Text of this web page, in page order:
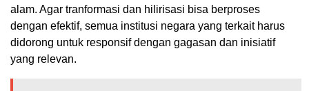
alam. Agar tranformasi dan hilirisasi bisa berproses
dengan efektif, semua institusi negara yang terkait harus
didorong untuk responsif dengan gagasan dan inisiatif
yang relevan.